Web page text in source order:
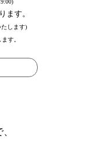
ます。
します)
す。